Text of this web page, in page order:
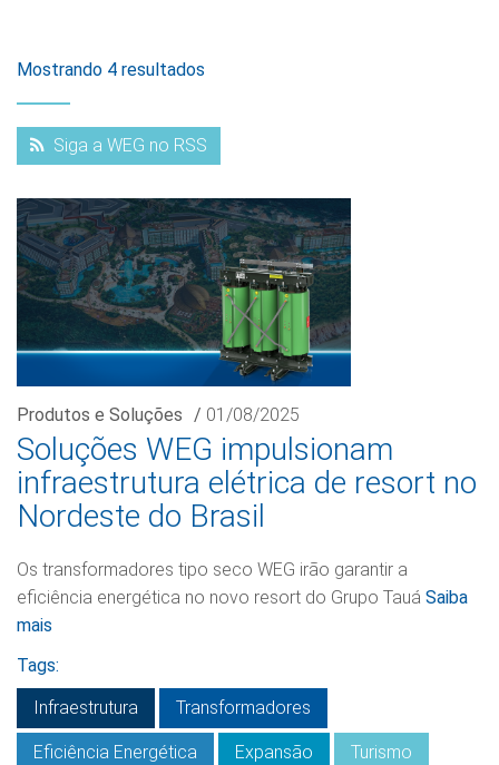
Mostrando 4 resultados
Siga a WEG no RSS
Produtos e Soluções / 01/08/2025
Soluções WEG impulsionam
infraestrutura elétrica de resort no
Nordeste do Brasil
Os transformadores tipo seco WEG irão garantir a
eficiência energética no novo resort do Grupo Tauá Saiba
mais
Tags:
Infraestrutura
Transformadores
Eficiência Energética Expansão Turismo